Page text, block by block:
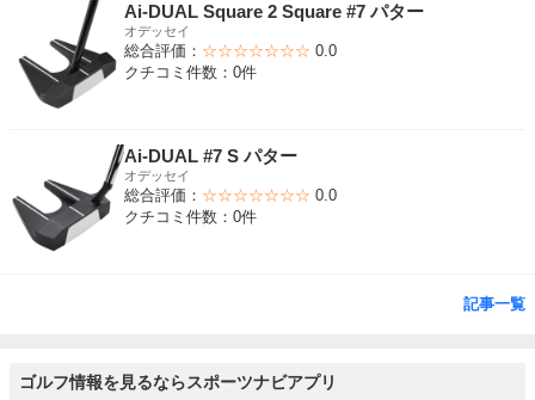
Ai-DUAL Square 2 Square #7 パター
オデッセイ
総合評価： ☆☆☆☆☆☆☆ 0.0
クチコミ件数：0件
Ai-DUAL #7 S パター
オデッセイ
総合評価： ☆☆☆☆☆☆☆ 0.0
クチコミ件数：0件
記事一覧
ゴルフ情報を見るならスポーツナビアプリ